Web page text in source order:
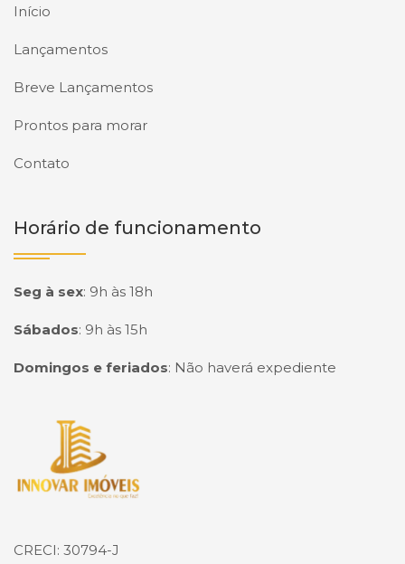
Início
Lançamentos
Breve Lançamentos
Prontos para morar
Contato
Horário de funcionamento
Seg à sex: 9h às 18h
Sábados: 9h às 15h
Domingos e feriados: Não haverá expediente
Página inicial
CRECI: 30794-J